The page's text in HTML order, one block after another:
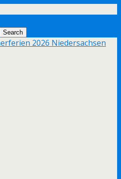
2026 Niedersachsen